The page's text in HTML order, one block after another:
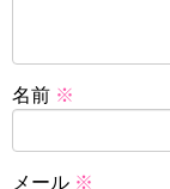
名前 ※
メール ※